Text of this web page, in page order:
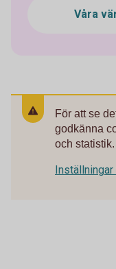
Våra
För att se
godkänna
och statistik.